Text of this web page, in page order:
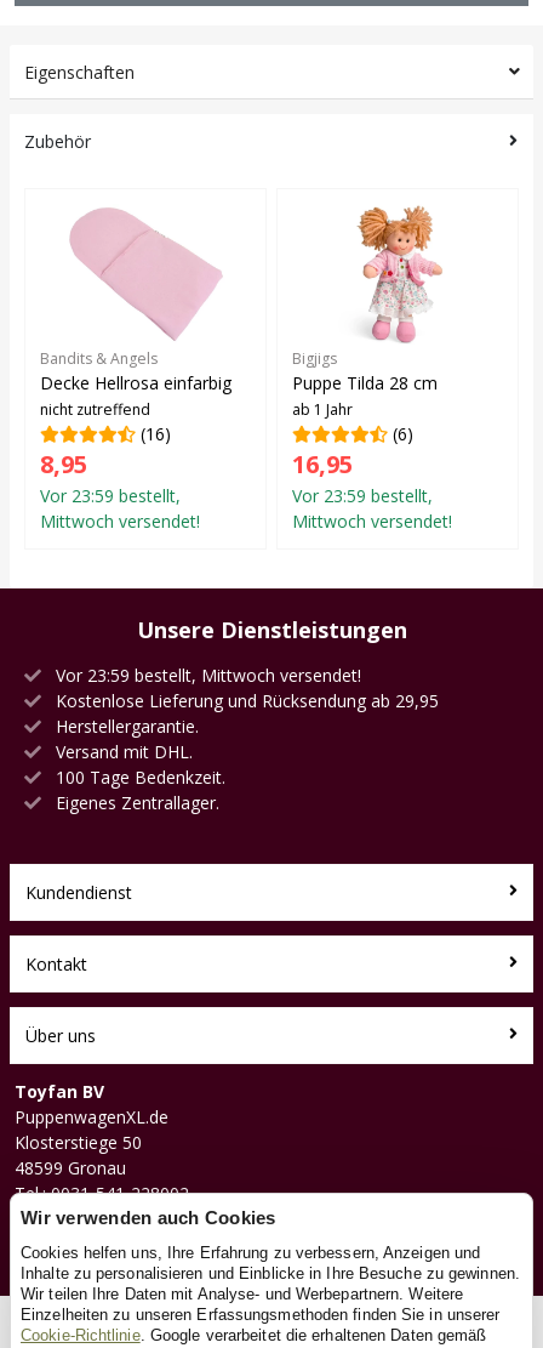
Eigenschaften
Zubehör
Bandits & Angels
Decke Hellrosa einfarbig
nicht zutreffend
(16)
8,95
Vor 23:59 bestellt,
Mittwoch versendet!
Bigjigs
Puppe Tilda 28 cm
ab 1 Jahr
(6)
16,95
Vor 23:59 bestellt,
Mittwoch versendet!
Unsere Dienstleistungen
Vor 23:59 bestellt, Mittwoch versendet!
Kostenlose Lieferung und Rücksendung ab 29,95
Herstellergarantie.
Versand mit DHL.
100 Tage Bedenkzeit.
Eigenes Zentrallager.
Kundendienst
Kontakt
Über uns
Toyfan BV
PuppenwagenXL.de
Klosterstiege 50
48599 Gronau
Tel.: 0031-541-228002
Facebook
Instagram
© 2026 Toyfan BV
Wir verwenden auch Cookies
Cookies helfen uns, Ihre Erfahrung zu verbessern, Anzeigen und
Inhalte zu personalisieren und Einblicke in Ihre Besuche zu gewinnen.
Wir teilen Ihre Daten mit Analyse- und Werbepartnern. Weitere
Einzelheiten zu unseren Erfassungsmethoden finden Sie in unserer
Cookie-Richtlinie. Google verarbeitet die erhaltenen Daten gemäß